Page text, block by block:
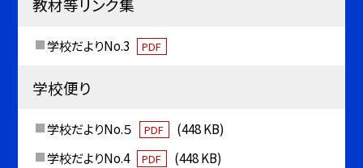
教材等リンク集
学校だよりNo.3 PDF
学校便り
学校だよりNo.５ PDF
(448 KB)
学校だよりNo.4
PDF
(448 KB)